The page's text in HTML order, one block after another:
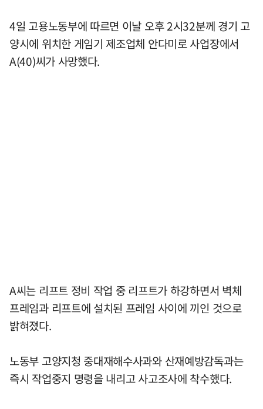
4일 고용노동부에 따르면 이날 오후 2시32분께 경기 고
양시에 위치한 게임기 제조업체 안다미로 사업장에서
A(40)씨가 사망했다.
A씨는 리프트 정비 작업 중 리프트가 하강하면서 벽체
프레임과 리프트에 설치된 프레임 사이에 끼인 것으로
밝혀졌다.
노동부 고양지청 중대재해수사과와 산재예방감독과는
즉시 작업중지 명령을 내리고 사고조사에 착수했다.